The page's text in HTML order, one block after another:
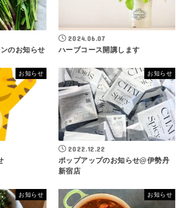
のお知らせ
2024.06.07
ハーブコース開講します
お知らせ お知らせ
2022.12.22
ポップアップのお知らせ@伊勢丹
新宿店
お知らせ お知らせ